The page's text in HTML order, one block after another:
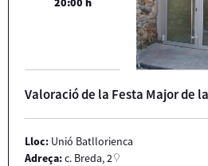
Valoració de la Festa Major de
Lloc: Unió Batllorienca
Adreça:c. Breda, 2